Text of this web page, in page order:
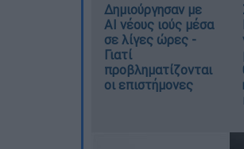
Δημιούργησαν με
AI νέους ιούς μέσα
σε λίγες ώρες -
Γιατί
προβληματίζονται
οι επιστήμονες